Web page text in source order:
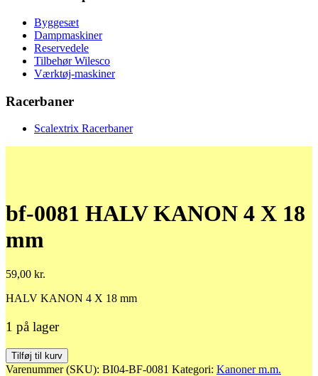
Byggesæt
Dampmaskiner
Reservedele
Tilbehør Wilesco
Værktøj-maskiner
Racerbaner
Scalextrix Racerbaner
bf-0081 HALV KANON 4 X 18
mm
59,00 kr.
HALV KANON 4 X 18 mm
1 på lager
bf-
0081
Tilføj til kurv
Varenummer (SKU): BI04-BF-0081 Kategori: Kanoner m.m.